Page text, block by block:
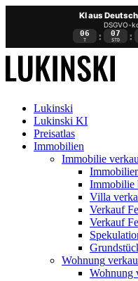
KI aus
DSGVO-
06
T : 07
STD :
Lukinski
Lukinski KI
Preisatlas
Immobilien
Immobilie
Immobilie
Villa
Verkauf
Verkauf
Wohnung
Wohnung